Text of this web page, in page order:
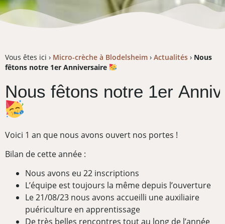
Vous êtes ici › Micro-crèche à Blodelsheim › Actualités › Nous
fêtons notre 1er Anniversaire
Nous fêtons notre 1er
Voici 1 an que nous avons ouvert nos portes !
Bilan de cette année :
Nous avons eu 22 inscriptions
L’équipe est toujours la même depuis l’ouverture
Le 21/08/23 nous avons accueilli une auxiliaire
puériculture en apprentissage
De très belles rencontres tout au long de l’année